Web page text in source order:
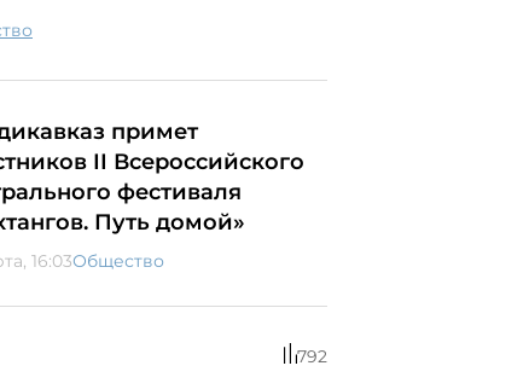
примет
II Всероссийского
фестиваля
Путь домой»
16:03Общество
792